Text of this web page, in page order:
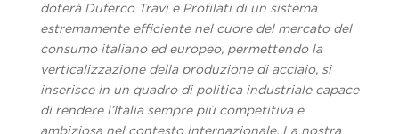
doterà Duferco Travi e Profilati di un sistema
estremamente efficiente nel cuore del mercato del
consumo italiano ed europeo, permettendo la
verticalizzazione della produzione di acciaio, si
inserisce in un quadro di politica industriale capace
di rendere l’Italia sempre più competitiva e
ambiziosa nel contesto internazionale. La nostra